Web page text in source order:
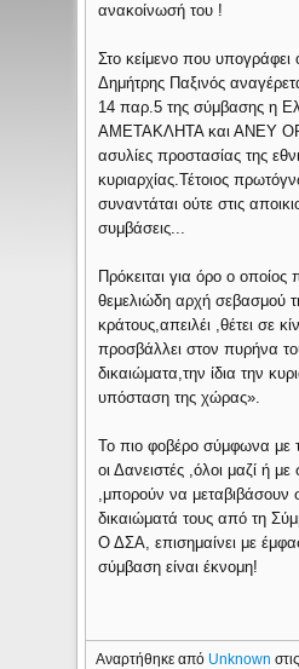
ανακοίνωσή του !
Στο κείμενο που υπογράφει
Δημήτρης Παξινός
14 παρ.5 της σύμβασης η
ΑΜΕΤΑΚΛΗΤΑ και ΑΝΕΥ
ασυλίες προστασίας της
κυριαρχίας.Τέτοιος
συναντάται ούτε στις
συμβάσεις...
Πρόκειται για όρο ο οποίος
θεμελιώδη αρχή σεβασμού
κράτους,απειλέι ,θέτει σε
προσβάλλει στον πυρήνα
δικαιώματα,την ίδια την
υπόσταση της χώρας».
Το πιο φοβέρο σύμφωνα με
οι Δανειστές ,όλοι μαζί ή
,μπορούν να μεταβιβάσουν
δικαιώματά τους από τη
Ο ΔΣΑ, επισημαίνει με
σύμβαση είναι έκνομη!
Αναρτήθηκε από Unknown